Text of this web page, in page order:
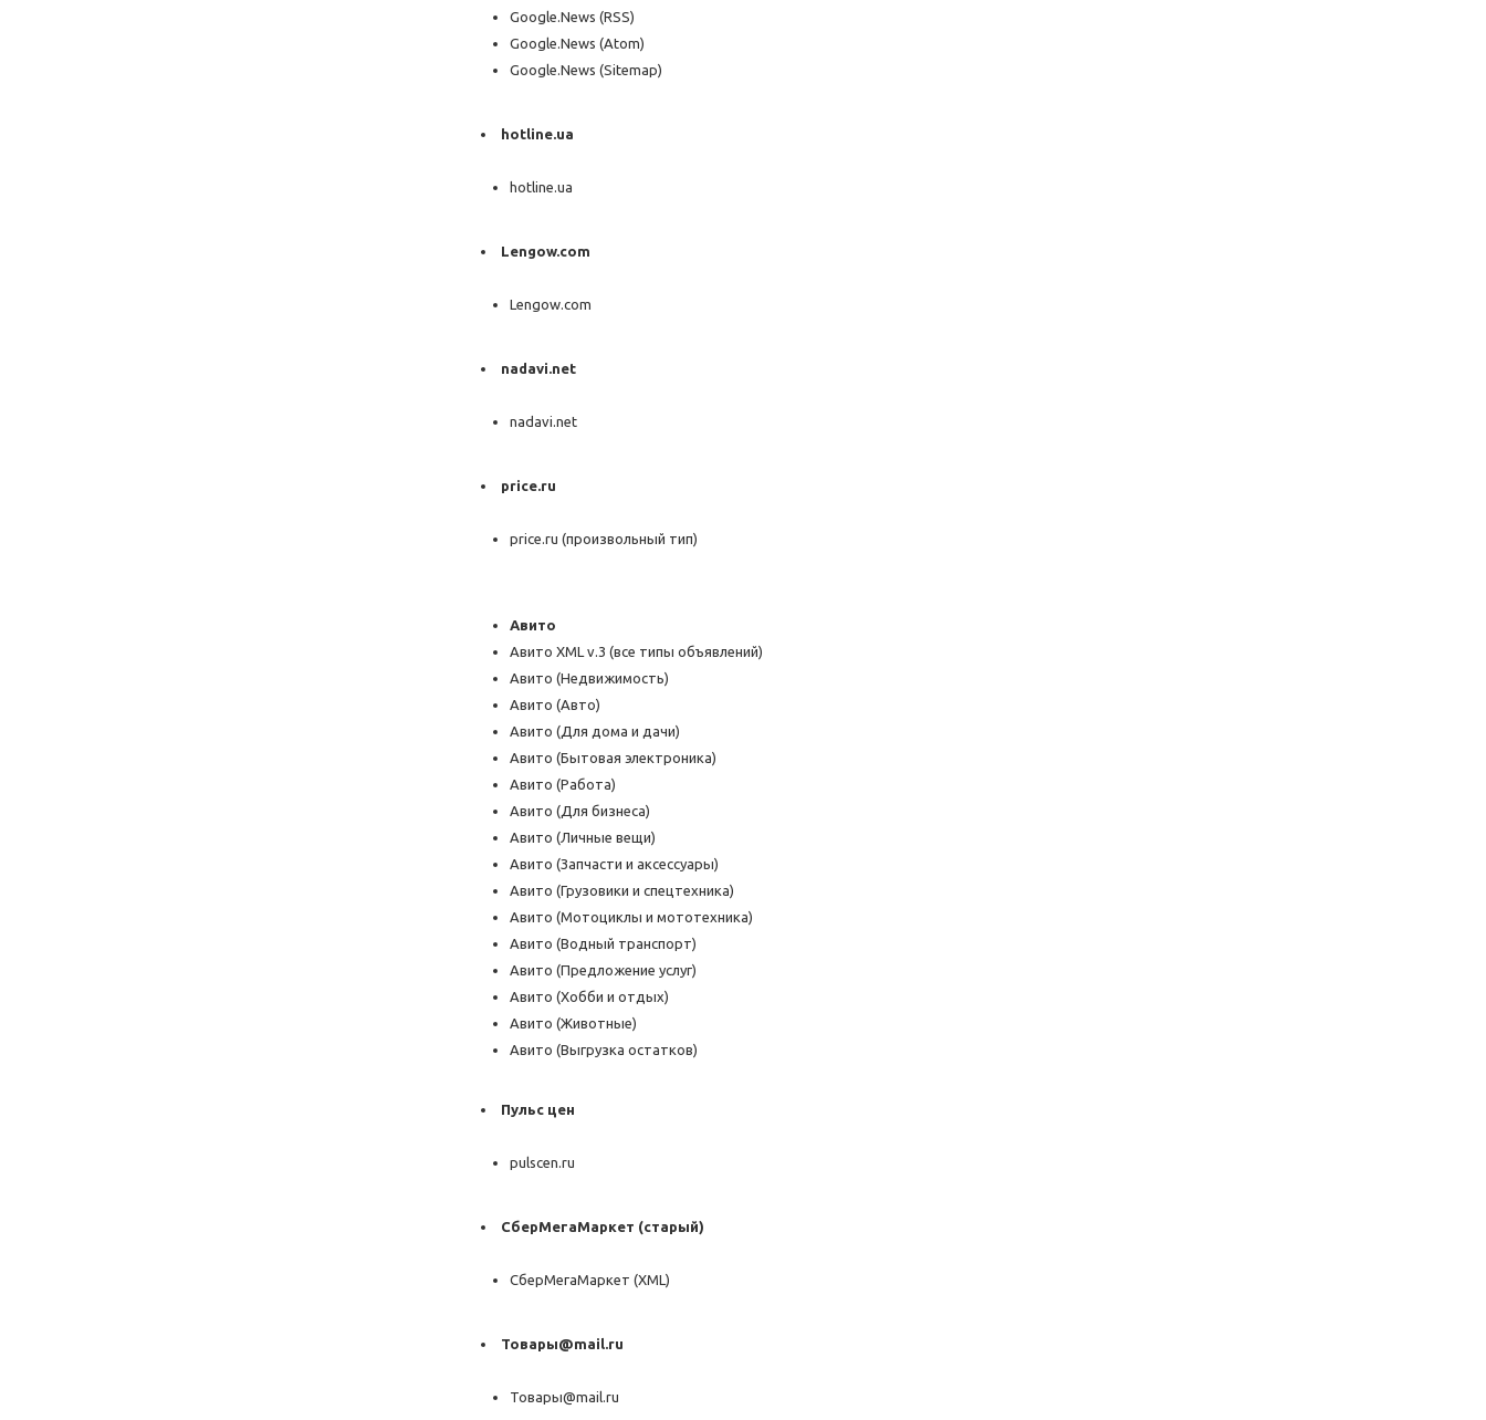
Google.News (RSS)
Google.News (Atom)
Google.News (Sitemap)
hotline.ua
hotline.ua
Lengow.com
Lengow.com
nadavi.net
nadavi.net
price.ru
price.ru (произвольный тип)
Авито
Авито XML v.3 (все типы объявлений)
Авито (Недвижимость)
Авито (Авто)
Авито (Для дома и дачи)
Авито (Бытовая электроника)
Авито (Работа)
Авито (Для бизнеса)
Авито (Личные вещи)
Авито (Запчасти и аксессуары)
Авито (Грузовики и спецтехника)
Авито (Мотоциклы и мототехника)
Авито (Водный транспорт)
Авито (Предложение услуг)
Авито (Хобби и отдых)
Авито (Животные)
Авито (Выгрузка остатков)
Пульс цен
pulscen.ru
СберМегаМаркет (старый)
СберМегаМаркет (XML)
Товары@mail.ru
Товары@mail.ru